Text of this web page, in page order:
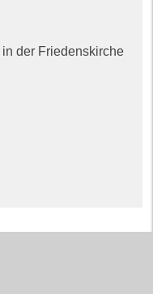
in der Friedenskirche